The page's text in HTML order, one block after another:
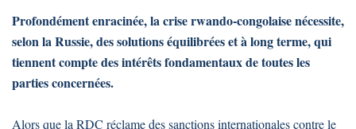
Profondément enracinée, la crise rwando-congolaise nécessite,
selon la Russie, des solutions équilibrées et à long terme, qui
tiennent compte des intérêts fondamentaux de toutes les
parties concernées.
Alors que la RDC réclame des sanctions internationales contre le